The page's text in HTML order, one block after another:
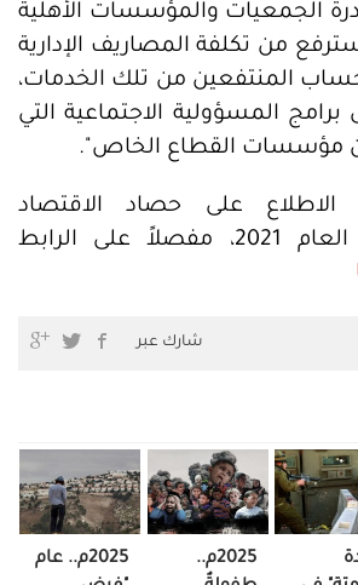
الجمعيات والمؤسسات الأهلية
من تكلفة المصاريف الإدارية
المنتفعين من تلك الخدمات،
المسؤولية الاجتماعية التي
مؤسسات القطاع الخاص".
الاطلاع على حصاد الاقتصاد
الفلسطيني في العام 2021، مفصلاً على الرابط
شارك عبر
2025م..
2025م.. عام